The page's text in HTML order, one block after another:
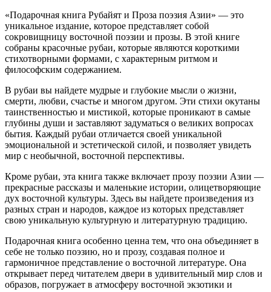
«Подарочная книга Рубайят и Проза поэзия Азии» — это
уникальное издание, которое представляет собой
сокровищницу восточной поэзии и прозы. В этой книге
собраны красочные рубаи, которые являются короткими
стихотворными формами, с характерным ритмом и
философским содержанием.
В рубаи вы найдете мудрые и глубокие мысли о жизни,
смерти, любви, счастье и многом другом. Эти стихи окутаны
таинственностью и мистикой, которые проникают в самые
глубины души и заставляют задуматься о великих вопросах
бытия. Каждый рубаи отличается своей уникальной
эмоциональной и эстетической силой, и позволяет увидеть
мир с необычной, восточной перспективы.
Кроме рубаи, эта книга также включает прозу поэзии Азии —
прекрасные рассказы и маленькие истории, олицетворяющие
дух восточной культуры. Здесь вы найдете произведения из
разных стран и народов, каждое из которых представляет
свою уникальную культурную и литературную традицию.
Подарочная книга особенно ценна тем, что она объединяет в
себе не только поэзию, но и прозу, создавая полное и
гармоничное представление о восточной литературе. Она
открывает перед читателем двери в удивительный мир слов и
образов, погружает в атмосферу восточной экзотики и